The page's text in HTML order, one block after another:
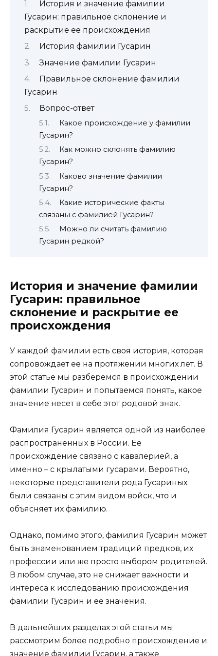
История и значение фамилии
Гусарин: правильное склонение и
раскрытие ее происхождения
История фамилии Гусарин
Значение фамилии Гусарин
Правильное склонение фамилии
Гусарин
Вопрос-ответ
Какое происхождение у фамилии
Гусарин?
Как можно склонять фамилию
Гусарин?
Каково значение фамилии
Гусарин?
Какие исторические факты
связаны с фамилией Гусарин?
Можно ли считать фамилию
Гусарин редкой?
История и значение фамилии
Гусарин: правильное
склонение и раскрытие ее
происхождения
У каждой фамилии есть своя история, которая
сопровождает ее на протяжении многих лет. В
этой статье мы разберемся в происхождении
фамилии Гусарин и попытаемся понять, какое
значение несет в себе этот родовой знак.
Фамилия Гусарин является одной из наиболее
распространенных в России. Ее
происхождение связано с кавалерией, а
именно – с крылатыми гусарами. Вероятно,
некоторые представители рода Гусариных
были связаны с этим видом войск, что и
объясняет их фамилию.
Однако, помимо этого, фамилия Гусарин может
быть знаменованием традиций предков, их
профессии или же просто выбором родителей.
В любом случае, это не снижает важности и
интереса к исследованию происхождения
фамилии Гусарин и ее значения.
В дальнейших разделах этой статьи мы
рассмотрим более подробно происхождение и
значение фамилии Гусарин, а также